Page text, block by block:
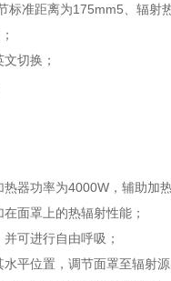
标准距离为175mm5 、辐射
；
切换；
热器功率为4000W ，辅助加
面罩上的热辐射性能；
可进行自由呼吸；
平位置，调节面罩至辐射源